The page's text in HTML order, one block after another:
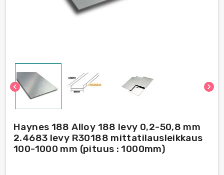
chevron_left chevron_right
Haynes 188 Alloy 188 levy 0,2-50,8 mm
2.4683 levy R30188 mittatilausleikkaus
100-1000 mm (pituus : 1000mm)